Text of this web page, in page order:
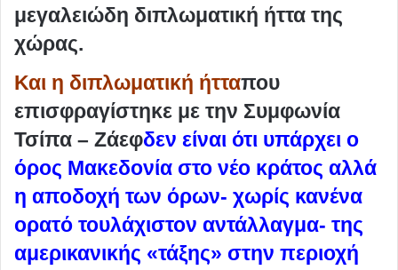
μεγαλειώδη διπλωματική ήττα της
χώρας.
Και η διπλωματική ήτταπου
επισφραγίστηκε με την Συμφωνία
Τσίπα – Ζάεφδεν είναι ότι υπάρχει ο
όρος Μακεδονία στο νέο κράτος αλλά
η αποδοχή των όρων- χωρίς κανένα
ορατό τουλάχιστον αντάλλαγμα- της
αμερικανικής «τάξης» στην περιοχή